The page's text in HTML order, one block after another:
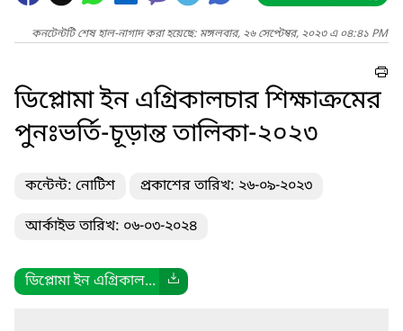
কনটেন্টটি শেষ হাল-নাগাদ করা হয়েছে: মঙ্গলবার, ২৬ সেপ্টেম্বর, ২০২৩ এ ০৪:৪১ PM
ডিপ্লোমা ইন এগ্রিকালচার শিক্ষাক্রমের
পুনঃভর্তি-চূড়ান্ত তালিকা-২০২৩
কন্টেন্ট: নোটিশ প্রকাশের তারিখ: ২৬-০৯-২০২৩
আর্কাইভ তারিখ: ০৬-০৩-২০২৪
ডিপ্লোমা ইন এগ্রিকাল...